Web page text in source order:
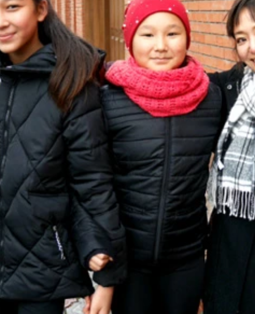
ートカで一緒だったキルギスの家族
奇岩。岩フェチのマリーシャは萌え～
る冷麺のような食べ物
るお店
語のカタログには「一村一品」プロジェクトについて書かれている
もいた
みたい
が現れたのはなかなか迫力でした！
語のカタログには「一村一品」プロジェクトについて書かれている